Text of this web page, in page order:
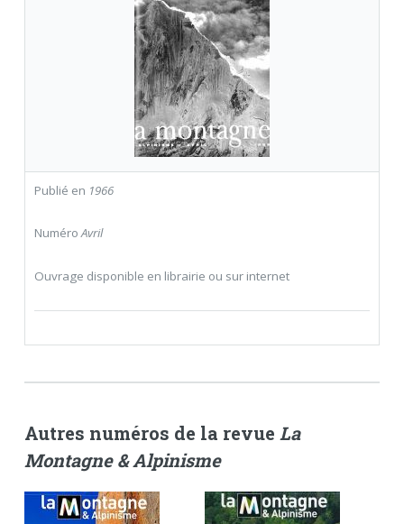
Publié en 1966
NuméroAvril
Ouvrage disponible en librairie ou sur internet
Autres numéros de la revue La
Montagne & Alpinisme